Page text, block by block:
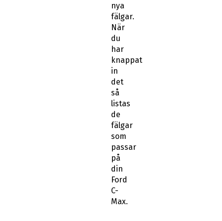
nya
fälgar.
När
du
har
knappat
in
det
så
listas
de
fälgar
som
passar
på
din
Ford
C-
Max.